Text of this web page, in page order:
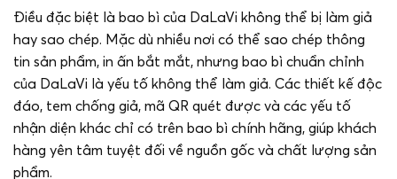
Điều đặc biệt là bao bì của DaLaVi không thể bị làm giả
hay sao chép. Mặc dù nhiều nơi có thể sao chép thông
tin sản phẩm, in ấn bắt mắt, nhưng bao bì chuẩn chỉnh
của DaLaVi là yếu tố không thể làm giả. Các thiết kế độc
đáo, tem chống giả, mã QR quét được và các yếu tố
nhận diện khác chỉ có trên bao bì chính hãng, giúp khách
hàng yên tâm tuyệt đối về nguồn gốc và chất lượng sản
phẩm.